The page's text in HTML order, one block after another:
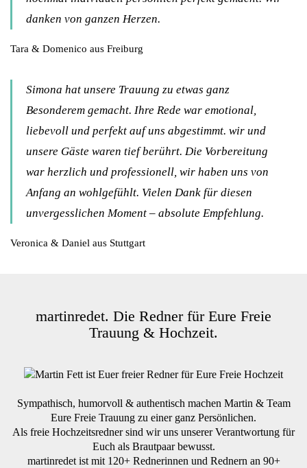
danken von ganzen Herzen.
Tara & Domenico aus Freiburg
Simona hat unsere Trauung zu etwas ganz
Besonderem gemacht. Ihre Rede war emotional,
liebevoll und perfekt auf uns abgestimmt. wir und
unsere Gäste waren tief berührt. Die Vorbereitung
war herzlich und professionell, wir haben uns von
Anfang an wohlgefühlt. Vielen Dank für diesen
unvergesslichen Moment – absolute Empfehlung.
Veronica & Daniel aus Stuttgart
martinredet. Die Redner für Eure Freie
Trauung & Hochzeit.
Sympathisch, humorvoll & authentisch machen Martin & Team
Eure Freie Trauung zu einer ganz Persönlichen.
Als freie Hochzeitsredner sind wir uns unserer Verantwortung für
Euch als Brautpaar bewusst.
martinredet ist mit 120+ Rednerinnen und Rednern an 90+